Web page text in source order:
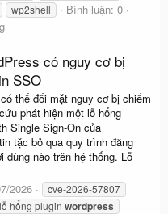
wp2shell
Bình luận: 0
có nguy cơ bị
SSO
thể đối mặt nguy cơ bị chiếm
phát hiện một lỗ hổng
Single Sign-On của
tặc bỏ qua quy trình đăng
dùng nào trên hệ thống. Lỗ
2026
cve-2026-57807
lỗ hổng plugin wordpress